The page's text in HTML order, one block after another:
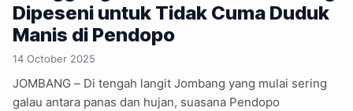
Dipeseni untuk Tidak Cuma Duduk
Manis di Pendopo
14 October 2025
JOMBANG – Di tengah langit Jombang yang mulai sering
galau antara panas dan hujan, suasana Pendopo